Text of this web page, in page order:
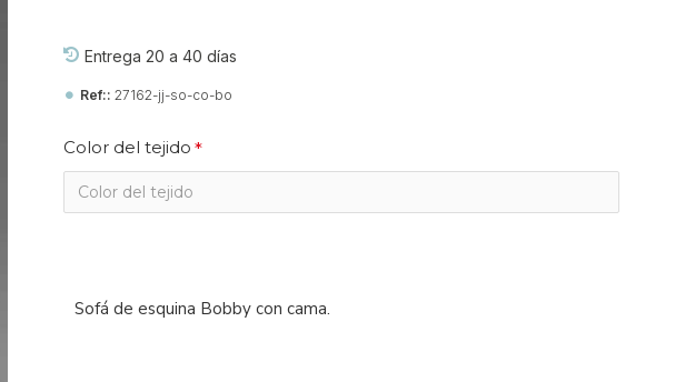
Entrega 20 a 40 días
Ref:: 27162-jj-so-co-bo
Color del tejido
Sofá de esquina Bobby con cama.